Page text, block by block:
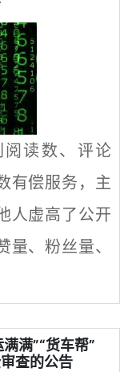
读数、评论
有偿服务，主
人虚高了公开
、粉丝量、
满”“货车帮”
查的公告